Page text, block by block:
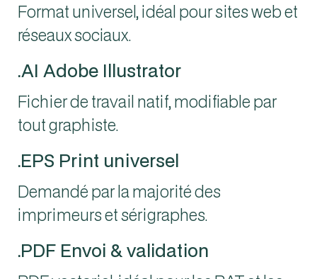
Format universel, idéal pour sites web et
réseaux sociaux.
.AI Adobe Illustrator
Fichier de travail natif, modifiable par
tout graphiste.
.EPS Print universel
Demandé par la majorité des
imprimeurs et sérigraphes.
.PDF Envoi & validation